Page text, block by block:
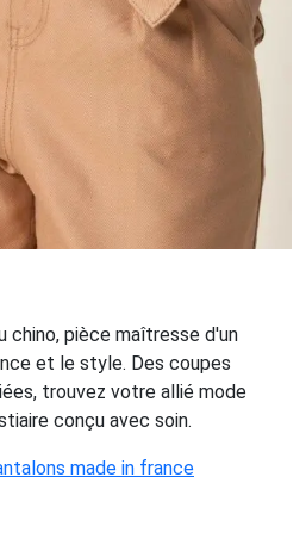
chino, pièce maîtresse d'un
et le style. Des coupes
trouvez votre allié mode
conçu avec soin.
made in france